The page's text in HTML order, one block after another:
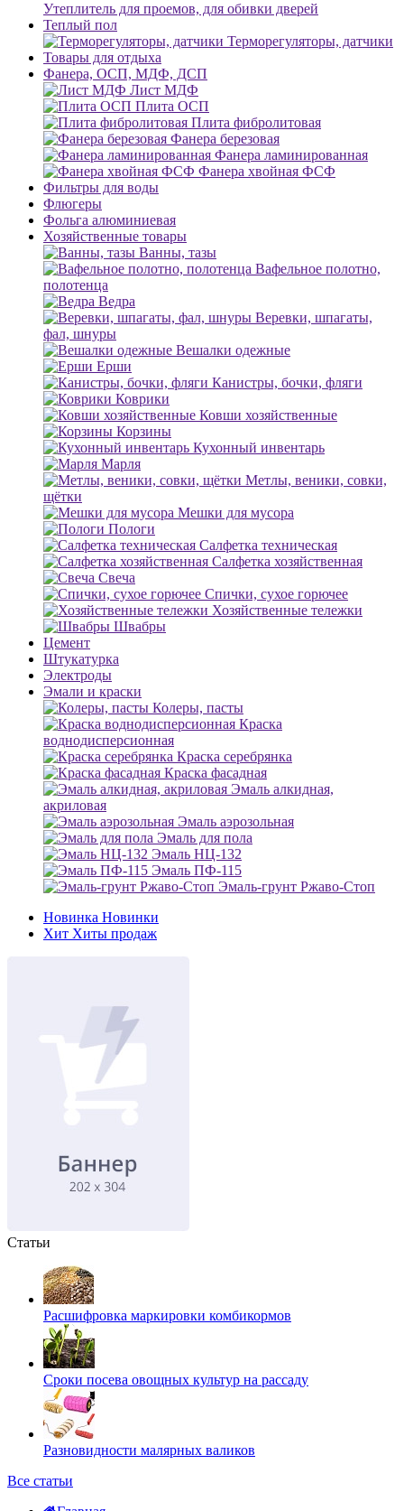
Утеплитель для проемов, для обивки дверей
Теплый пол
Терморегуляторы, датчики
Товары для отдыха
Фанера, ОСП, МДФ, ДСП
Лист МДФ
Плита ОСП
Плита фибролитовая
Фанера березовая
Фанера ламинированная
Фанера хвойная ФСФ
Фильтры для воды
Флюгеры
Фольга алюминиевая
Хозяйственные товары
Ванны, тазы
Вафельное полотно,
полотенца
Ведра
Веревки, шпагаты,
фал, шнуры
Вешалки одежные
Ерши
Канистры, бочки, фляги
Коврики
Ковши хозяйственные
Корзины
Кухонный инвентарь
Марля
Метлы, веники, совки,
щётки
Мешки для мусора
Пологи
Салфетка техническая
Салфетка хозяйственная
Свеча
Спички, сухое горючее
Хозяйственные тележки
Швабры
Цемент
Штукатурка
Электроды
Эмали и краски
Колеры, пасты
Краска
воднодисперсионная
Краска серебрянка
Краска фасадная
Эмаль алкидная,
акриловая
Эмаль аэрозольная
Эмаль для пола
Эмаль НЦ-132
Эмаль ПФ-115
Эмаль-грунт Ржаво-Стоп
Новинка Новинки
Хит Хиты продаж
Статьи
Расшифровка маркировки комбикормов
Сроки посева овощных культур на рассаду
Разновидности малярных валиков
Все статьи